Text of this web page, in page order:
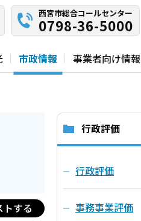
西宮市総合コールセンター
0798-36-5000
市政情報 事業者向け情報
トする
行政評価
行政評価
事務事業評価